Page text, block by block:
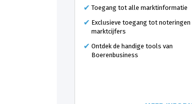
Toegang tot alle marktinformatie
Exclusieve toegang tot noteringen
marktcijfers
Ontdek de handige tools van
Boerenbusiness